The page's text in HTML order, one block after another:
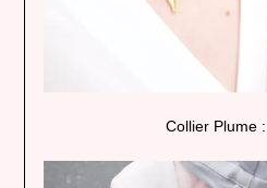
Collier Plume :